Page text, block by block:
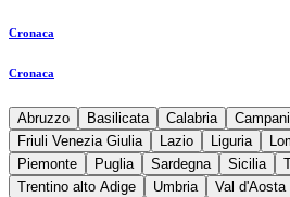
Cronaca
Cronaca
Abruzzo Basilicata Calabria
Friuli Venezia Giulia
Lazio Liguria
Piemonte
Puglia Sardegna Sicilia
Trentino alto Adige
Umbria Val d'Aosta